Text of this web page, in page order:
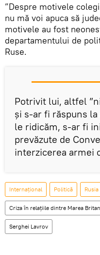
”Despre motivele
nu mă voi apuca să
motivele au fost
departamentului de
Ruse.
Potrivit lui, altfel
și s-ar fi răspuns
le ridicăm, s-ar fi
prevăzute de
interzicerea armei
Internaţional Politică Rusia
Criza în relațiile dintre Marea
Serghei Lavrov